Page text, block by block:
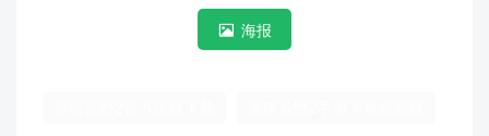
海报